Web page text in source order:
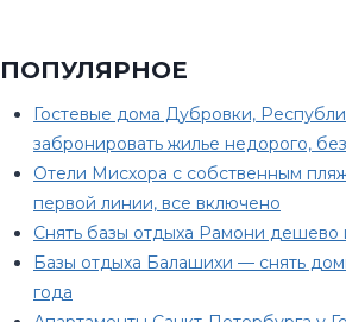
ПОПУЛЯРНОЕ
Гостевые дома Дубровки,
забронировать жилье недорого,
Отели Мисхора с собственным
первой линии, все включено
Снять базы отдыха Рамони
Базы отдыха Балашихи — снять
года